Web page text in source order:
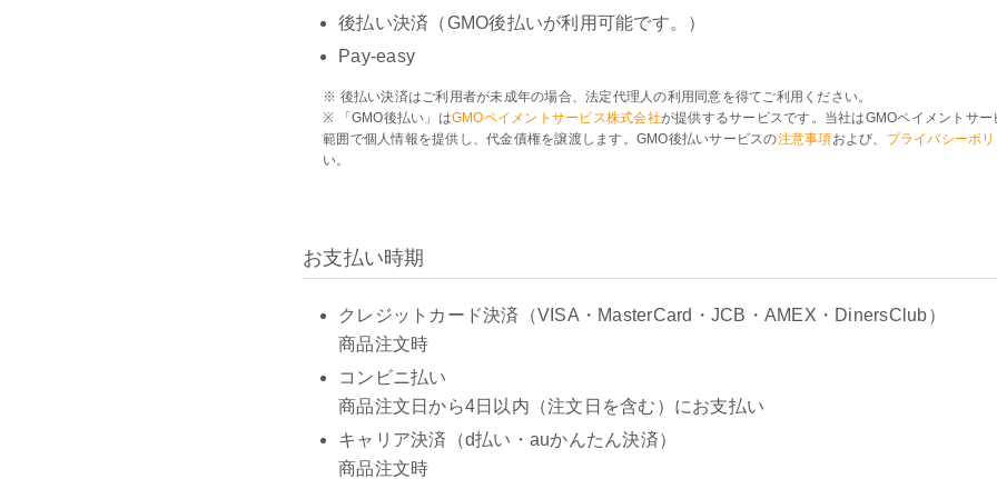
後払い決済（GMO後払いが利用可能です。）
Pay-easy
※ 後払い決済はご利用者が未成年の場合、法定代理人の利用同意を得てご利用ください。
※ 「GMO後払い」はGMOペイメントサービス株式会社が提供するサービスです。当社はGMOペイメントサ
範囲で個人情報を提供し、代金債権を譲渡します。GMO後払いサービスの注意事項および、 プライバシーポ
い。
お支払い時期
クレジットカード決済（VISA・MasterCard・JCB・AMEX・DinersClub）
商品注文時
コンビニ払い
商品注文日から4日以内（注文日を含む）にお支払い
キャリア決済（d払い・auかんたん決済）
商品注文時